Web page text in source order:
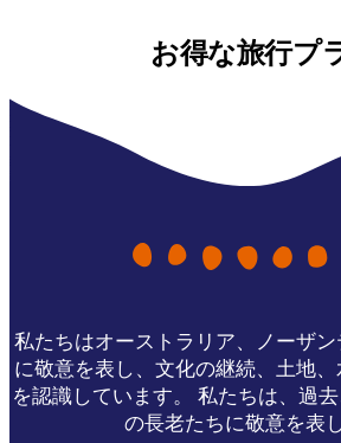
お得な旅行プ
私たちはオーストラリア、ノーザ
に敬意を表し、文化の継続、土地
を認識しています。 私たちは、過
の長老たちに敬意を表